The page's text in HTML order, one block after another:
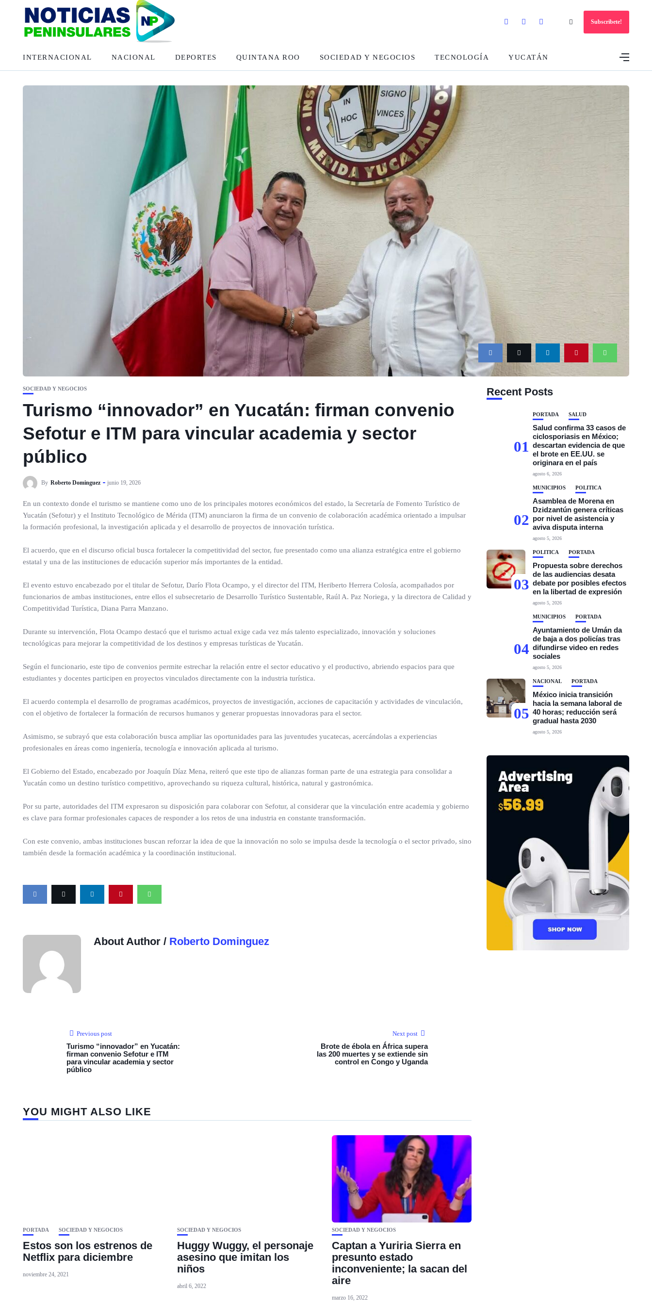
Subscribete!
INTERNACIONAL NACIONAL DEPORTES QUINTANA ROO SOCIEDAD Y NEGOCIOS TECNOLOGÍA YUCATÁN
SOCIEDAD Y NEGOCIOS
Turismo “innovador” en Yucatán: firman convenio
Sefotur e ITM para vincular academia y sector
público
By Roberto Dominguez junio 19, 2026
En un contexto donde el turismo se mantiene como uno de los principales motores económicos del estado, la Secretaría de Fomento Turístico de
Yucatán (Sefotur) y el Instituto Tecnológico de Mérida (ITM) anunciaron la firma de un convenio de colaboración académica orientado a impulsar
la formación profesional, la investigación aplicada y el desarrollo de proyectos de innovación turística.
El acuerdo, que en el discurso oficial busca fortalecer la competitividad del sector, fue presentado como una alianza estratégica entre el gobierno
estatal y una de las instituciones de educación superior más importantes de la entidad.
El evento estuvo encabezado por el titular de Sefotur, Darío Flota Ocampo, y el director del ITM, Heriberto Herrera Colosía, acompañados por
funcionarios de ambas instituciones, entre ellos el subsecretario de Desarrollo Turístico Sustentable, Raúl A. Paz Noriega, y la directora de Calidad y
Competitividad Turística, Diana Parra Manzano.
Durante su intervención, Flota Ocampo destacó que el turismo actual exige cada vez más talento especializado, innovación y soluciones
tecnológicas para mejorar la competitividad de los destinos y empresas turísticas de Yucatán.
Según el funcionario, este tipo de convenios permite estrechar la relación entre el sector educativo y el productivo, abriendo espacios para que
estudiantes y docentes participen en proyectos vinculados directamente con la industria turística.
El acuerdo contempla el desarrollo de programas académicos, proyectos de investigación, acciones de capacitación y actividades de vinculación,
con el objetivo de fortalecer la formación de recursos humanos y generar propuestas innovadoras para el sector.
Asimismo, se subrayó que esta colaboración busca ampliar las oportunidades para las juventudes yucatecas, acercándolas a experiencias
profesionales en áreas como ingeniería, tecnología e innovación aplicada al turismo.
El Gobierno del Estado, encabezado por Joaquín Díaz Mena, reiteró que este tipo de alianzas forman parte de una estrategia para consolidar a
Yucatán como un destino turístico competitivo, aprovechando su riqueza cultural, histórica, natural y gastronómica.
Por su parte, autoridades del ITM expresaron su disposición para colaborar con Sefotur, al considerar que la vinculación entre academia y gobierno
es clave para formar profesionales capaces de responder a los retos de una industria en constante transformación.
Con este convenio, ambas instituciones buscan reforzar la idea de que la innovación no solo se impulsa desde la tecnología o el sector privado, sino
también desde la formación académica y la coordinación institucional.
About Author / Roberto Dominguez
Previous post
Turismo “innovador” en Yucatán:
firman convenio Sefotur e ITM
para vincular academia y sector
público
Next post
Brote de ébola en África supera
las 200 muertes y se extiende sin
control en Congo y Uganda
YOU MIGHT ALSO LIKE
PORTADA SOCIEDAD Y NEGOCIOS
Estos son los estrenos de
Netflix para diciembre
noviembre 24, 2021
SOCIEDAD Y NEGOCIOS
Huggy Wuggy, el personaje
asesino que imitan los
niños
abril 6, 2022
SOCIEDAD Y NEGOCIOS
Captan a Yuriria Sierra en
presunto estado
inconveniente; la sacan del
aire
marzo 16, 2022
Recent Posts
01
PORTADA SALUD
Salud confirma 33 casos de
ciclosporiasis en México;
descartan evidencia de que
el brote en EE.UU. se
originara en el país
agosto 6, 2026
02
MUNICIPIOS POLÍTICA
Asamblea de Morena en
Dzidzantún genera críticas
por nivel de asistencia y
aviva disputa interna
agosto 5, 2026
03
POLÍTICA PORTADA
Propuesta sobre derechos
de las audiencias desata
debate por posibles efectos
en la libertad de expresión
agosto 5, 2026
04
MUNICIPIOS PORTADA
Ayuntamiento de Umán da
de baja a dos policías tras
difundirse video en redes
sociales
agosto 5, 2026
05
NACIONAL PORTADA
México inicia transición
hacia la semana laboral de
40 horas; reducción será
gradual hasta 2030
agosto 5, 2026